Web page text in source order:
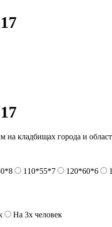
на кладбищах города и
110*55*7 120*60*6
На 3х человек